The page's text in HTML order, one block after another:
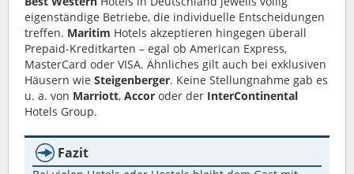
eigenständige Betriebe, die individuelle Entscheidungen
treffen. Maritim Hotels akzeptieren hingegen überall
Prepaid-Kreditkarten – egal ob American Express,
MasterCard oder VISA. Ähnliches gilt auch bei exklusiven
Häusern wie Steigenberger. Keine Stellungnahme gab es
u. a. von Marriott, Accor oder der InterContinental
Hotels Group.
Fazit